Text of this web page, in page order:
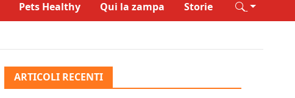
Pets Healthy Qui la zampa Storie
ARTICOLI RECENTI